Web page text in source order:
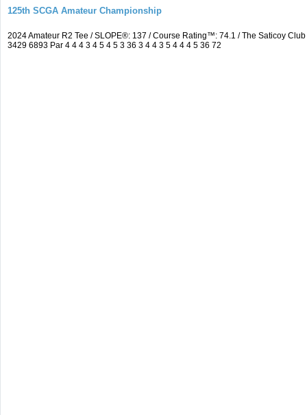
125th SCGA Amateur Championship
2024 Amateur R2 Tee / SLOPE®: 137 / Course Rating™: 74.1 / The Saticoy
3429 6893 Par 4 4 4 3 4 5 4 5 3 36 3 4 4 3 5 4 4 4 5 36 72